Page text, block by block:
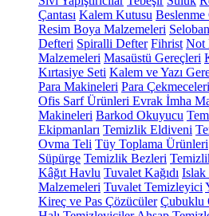
Çantası Kalem Kutusu Beslenme
Resim Boya Malzemeleri
Defteri Spiralli Defter Fihrist Not
Malzemeleri Masaüstü Gereçleri
Kırtasiye Seti Kalem ve Yazı
Para Makineleri Para Çekmeceleri
Ofis Sarf Ürünleri Evrak İmha
Makineleri Barkod Okuyucu
Ekipmanları Temizlik Eldiveni
Ovma Teli Tüy Toplama Ürünleri
Süpürge Temizlik Bezleri
Kâğıt Havlu Tuvalet Kağıdı Islak
Malzemeleri Tuvalet Temizleyici
Kireç ve Pas Çözücüler Çubuklu